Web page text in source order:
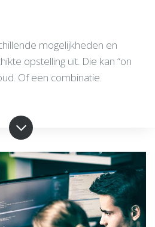
mogelijkheden en
opstelling uit. Die kan “on
Of een combinatie.